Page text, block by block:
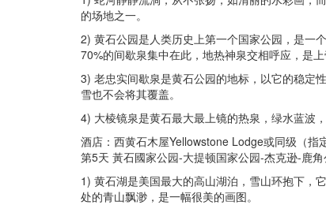
的场地之一。
2) 黄石公园是人类历史上第一个国家公园，是一
70%的间歇泉集中在此，地热神泉交相呼应，是
3) 老忠实间歇泉是黄石公园的地标，以它的稳定
雪也不会将其覆盖。
4) 大棱镜泉是黄石最大最上镜的热泉，绿水蓝波
酒店：西黄石木屋Yellowstone Lodge或同级（指
第5天 黃石國家公园-大提顿国家公园-杰克逊-鹿角
1) 黄石湖是美国最大的高山湖泊，雪山环抱下，
处的青山飘渺，是一幅很美的画图。